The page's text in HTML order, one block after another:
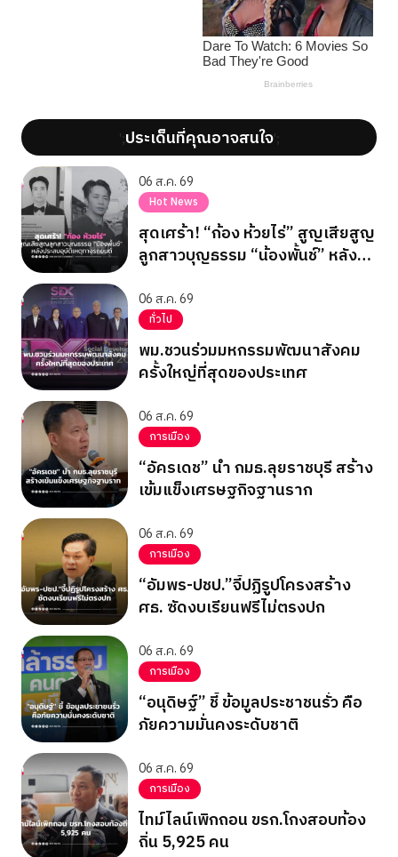
';ประเด็นที่คุณอาจสนใจ';
06 ส.ค. 69
Hot News
สุดเศร้า! “ก้อง ห้วยไร่” สูญเสียสูญ
ลูกสาวบุญธรรม “น้องพั้นช์” หลัง
06 ส.ค. 69
ทั่วไป
พม.ชวนร่วมมหกรรมพัฒนาสังคม
ครั้งใหญ่ที่สุดของประเทศ
06 ส.ค. 69
การเมือง
“อัครเดช” นำ กมธ.ลุยราชบุรี สร้าง
เข้มแข็งเศรษฐกิจฐานราก
06 ส.ค. 69
การเมือง
“อัมพร-ปชป.”จี้ปฏิรูปโครงสร้าง
ศธ. ซัดงบเรียนฟรีไม่ตรงปก
06 ส.ค. 69
การเมือง
“อนุดิษฐ์” ชี้ ข้อมูลประชาชนรั่ว คือ
ภัยความมั่นคงระดับชาติ
06 ส.ค. 69
การเมือง
ไทม์ไลน์เพิกถอน ขรก.โกงสอบท้อง
ถิ่น 5,925 คน